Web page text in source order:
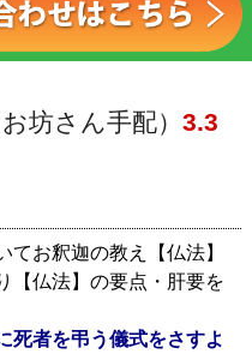
坊さん手配） 3.3
お釈迦の教え【仏法】
【仏法】の要点・肝要を
死者を弔う儀式をさすよ